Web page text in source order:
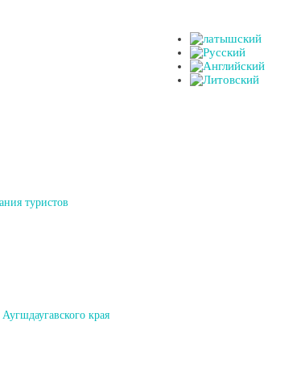
туристов
края